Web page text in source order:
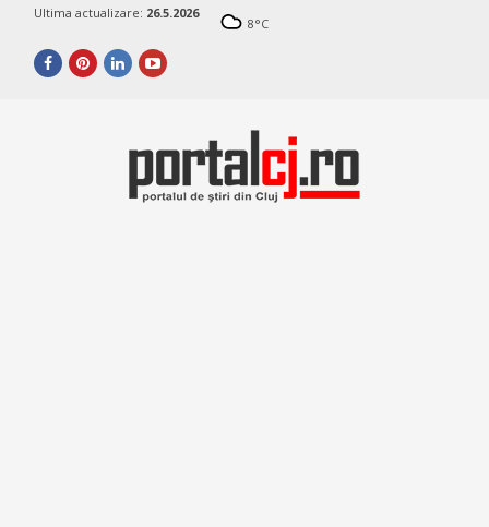
Ultima actualizare: 26.5.2026
8°C